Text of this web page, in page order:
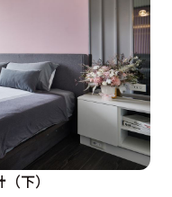
下）